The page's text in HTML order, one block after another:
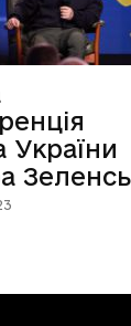
України